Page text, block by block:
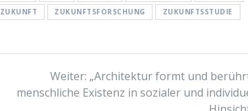
ZUKUNFT ZUKUNFTSFORSCHUNG ZUKUNFTSSTUDIE
Weiter: Nächster
Beitrag:
„Architektur formt und
menschliche Existenz in sozialer und